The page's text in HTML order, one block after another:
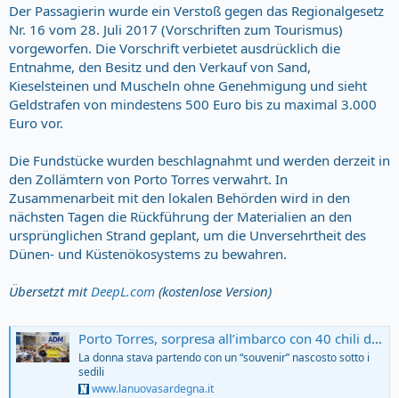
Der Passagierin wurde ein Verstoß gegen das Regionalgesetz
Nr. 16 vom 28. Juli 2017 (Vorschriften zum Tourismus)
vorgeworfen. Die Vorschrift verbietet ausdrücklich die
Entnahme, den Besitz und den Verkauf von Sand,
Kieselsteinen und Muscheln ohne Genehmigung und sieht
Geldstrafen von mindestens 500 Euro bis zu maximal 3.000
Euro vor.
Die Fundstücke wurden beschlagnahmt und werden derzeit in
den Zollämtern von Porto Torres verwahrt. In
Zusammenarbeit mit den lokalen Behörden wird in den
nächsten Tagen die Rückführung der Materialien an den
ursprünglichen Strand geplant, um die Unversehrtheit des
Dünen- und Küstenökosystems zu bewahren.
Übersetzt mit DeepL.com (kostenlose Version)
Porto Torres, sorpresa all’imbarco con 40 chili di sabbia rubata dalle spiagge sarde – Ecco che cosa è successo
La donna stava partendo con un “souvenir” nascosto sotto i
sedili
www.lanuovasardegna.it